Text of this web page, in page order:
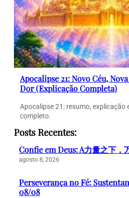
Apocalipse 21: Novo Céu,
Dor (Explicação Completa)
Apocalipse 21: resumo, explicação
completo.
Posts Recentes:
Confie em Deus: A力量之下
agosto 8, 2026
Perseverança no Fé:
08/08